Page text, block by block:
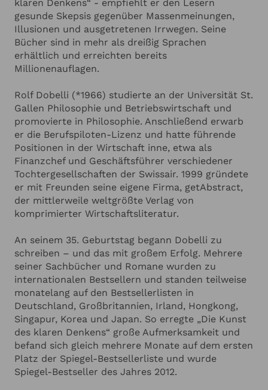
Denken»-Kolumne, im „Stern“ erschien seine
wöchentliche Kolumne mit “Fragen an das Leben“
und im Handelsblatt sowie der NZZ wurde seine
wöchentliche „Die Kunst des guten Lebens“-
Kolumne gedruckt. Daneben verfasst Rolf Dobelli
regelmäßig Buchrezensionen für The Washington
Post und seine Kommentare erscheinen u.a. in The
Economist, The Wall Street Journal, Bloomberg,
Financial Times, NZZ, Handelsblatt sowie auf CNN.
Er selbst konsumiert mit Ausnahme der
Zeitschriften The New Yorker, Science und Nature
keine News. Dafür umso mehr Bücher. Er ist
Gründer und Intendant von WORLD.MINDS, einer
Community von führenden Persönlichkeiten aus
Wissenschaft, Kultur, Geopolitik und Wirtschaft.
Rolf Dobelli ist Mitglied von edge.org, PEN und
wirkt im Beirat des Swiss-American Chamber of
Commerce. Rolf Dobelli hält kurzweilige Keynotes
zu den Themen seiner Bestseller. Lehrreich und
unterhaltsam zeigt er unter anderem, wie man
Denkfallen erkennt, Verhaltensfehler vermeidet
und die Entscheidungsqualität erhöht, wie man
toxische Emotionen oder Ablenkung durch
Irrelevantes vermeidet.
klaren Denkens“ - empfiehlt er den Lesern
gesunde Skepsis gegenüber Massenmeinungen,
Illusionen und ausgetretenen Irrwegen. Seine
Bücher sind in mehr als dreißig Sprachen
erhältlich und erreichten bereits
Millionenauflagen.
Rolf Dobelli (*1966) studierte an der Universität St.
Gallen Philosophie und Betriebswirtschaft und
promovierte in Philosophie. Anschließend erwarb
er die Berufspiloten-Lizenz und hatte führende
Positionen in der Wirtschaft inne, etwa als
Finanzchef und Geschäftsführer verschiedener
Tochtergesellschaften der Swissair. 1999 gründete
er mit Freunden seine eigene Firma, getAbstract,
der mittlerweile weltgrößte Verlag von
komprimierter Wirtschaftsliteratur.
An seinem 35. Geburtstag begann Dobelli zu
schreiben – und das mit großem Erfolg. Mehrere
seiner Sachbücher und Romane wurden zu
internationalen Bestsellern und standen teilweise
monatelang auf den Bestsellerlisten in
Deutschland, Großbritannien, Irland, Hongkong,
Singapur, Korea und Japan. So erregte „Die Kunst
des klaren Denkens“ große Aufmerksamkeit und
befand sich gleich mehrere Monate auf dem ersten
Platz der Spiegel-Bestsellerliste und wurde
Spiegel-Bestseller des Jahres 2012.
ANGABEN ZU IHRER VERANSTALTUNG Hinzufügen
Ich habe die Datenschutzerklärung zur Kenntnis genommen.
Ich stimme zu, dass meine Angaben zur Kontaktaufnahme
und für Rückfragen dauerhaft gespeichert werden.*
Ich möchte in regelmässigen Abständen mit dem LSB
Newsletter-Abonnement kann jederzeit beendet werden).
Mehr dazu finden Sie in unsererDatenschutzerklärung
Abbrechen
Anfrage absenden